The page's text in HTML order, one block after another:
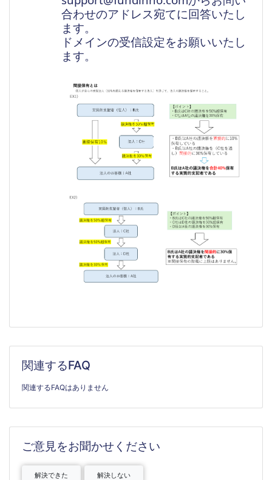
合わせのアドレス宛てに回答いたし
ます。
ドメインの受信設定をお願いいたし
ます。
関連するFAQ
関連するFAQはありません
ご意見をお聞かせください
解決できた 解決しない